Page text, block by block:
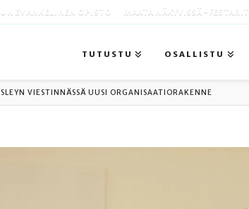
EVANKELINEN OPISTO MAATA NÄKYVISSÄ -FESTARIT
TUTUSTU OSALLISTU
SLEYN VIESTINNÄSSÄ UUSI ORGANISAATIORAKENNE